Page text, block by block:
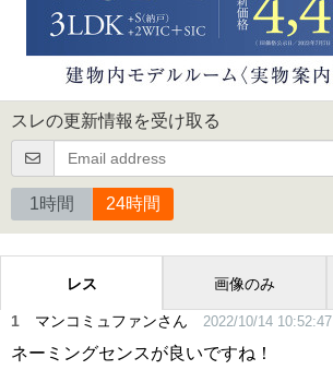
スレの更新情報を受け取る
1時間 24時間
レス 画像のみ
1 マンコミュファンさん 2022/10/14 10:52:47
ネーミングセンスが良いですね！